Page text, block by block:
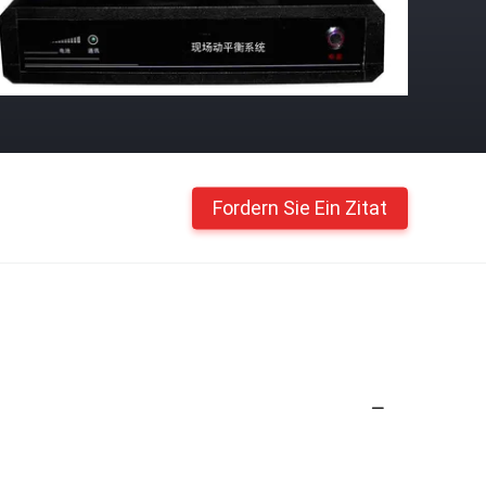
Fordern Sie Ein Zitat